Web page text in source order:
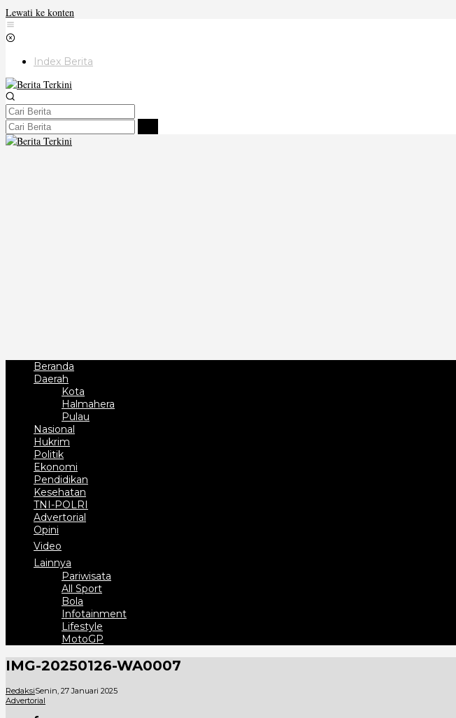
Lewati ke konten
Index Berita
Beranda
Daerah
Kota
Halmahera
Pulau
Nasional
Hukrim
Politik
Ekonomi
Pendidikan
Kesehatan
TNI-POLRI
Advertorial
Opini
Video
Lainnya
Pariwisata
All Sport
Bola
Infotainment
Lifestyle
MotoGP
IMG-20250126-WA0007
RedaksiSenin, 27 Januari 2025
Advertorial